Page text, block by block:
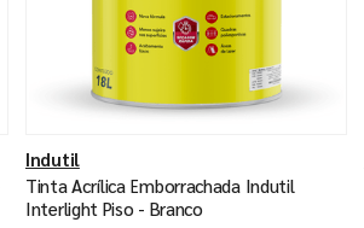
Indutil
Tinta Acrílica Emborrachada Indutil
Interlight Piso - Branco